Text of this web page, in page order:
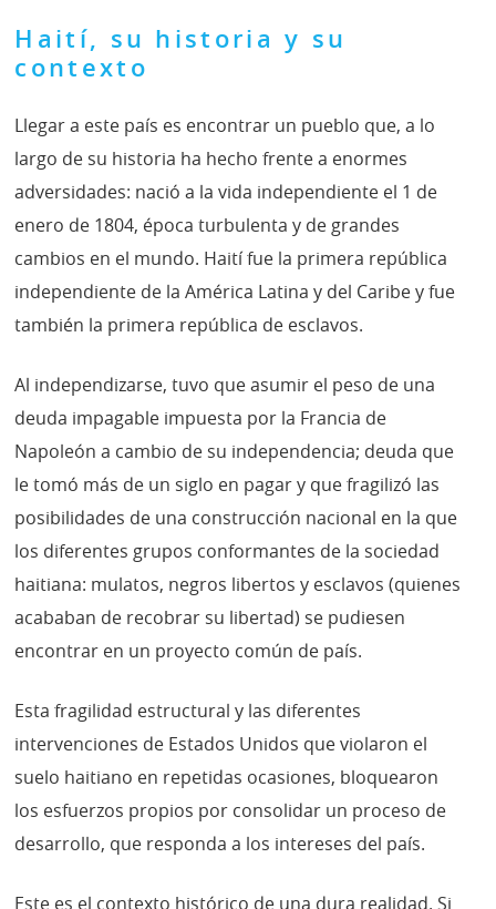
Haití, su historia y su
contexto
Llegar a este país es encontrar un pueblo que, a lo
largo de su historia ha hecho frente a enormes
adversidades: nació a la vida independiente el 1 de
enero de 1804, época turbulenta y de grandes
cambios en el mundo. Haití fue la primera república
independiente de la América Latina y del Caribe y fue
también la primera república de esclavos.
Al independizarse, tuvo que asumir el peso de una
deuda impagable impuesta por la Francia de
Napoleón a cambio de su independencia; deuda que
le tomó más de un siglo en pagar y que fragilizó las
posibilidades de una construcción nacional en la que
los diferentes grupos conformantes de la sociedad
haitiana: mulatos, negros libertos y esclavos (quienes
acababan de recobrar su libertad) se pudiesen
encontrar en un proyecto común de país.
Esta fragilidad estructural y las diferentes
intervenciones de Estados Unidos que violaron el
suelo haitiano en repetidas ocasiones, bloquearon
los esfuerzos propios por consolidar un proceso de
desarrollo, que responda a los intereses del país.
Este es el contexto histórico de una dura realidad. Si